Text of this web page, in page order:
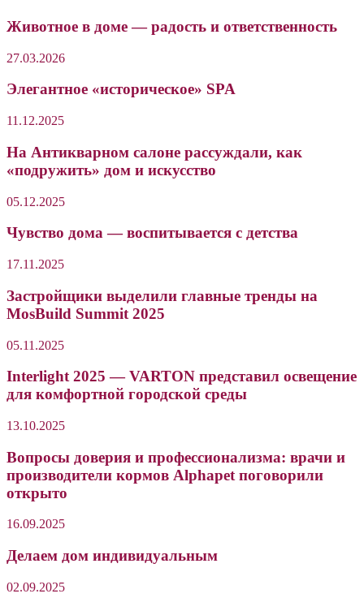
Животное в доме — радость и ответственность
27.03.2026
Элегантное «историческое» SPA
11.12.2025
На Антикварном салоне рассуждали, как
«подружить» дом и искусство
05.12.2025
Чувство дома — воспитывается с детства
17.11.2025
Застройщики выделили главные тренды на
MosBuild Summit 2025
05.11.2025
Interlight 2025 — VARTON представил освещение
для комфортной городской среды
13.10.2025
Вопросы доверия и профессионализма: врачи и
производители кормов Alphapet поговорили
открыто
16.09.2025
Делаем дом индивидуальным
02.09.2025